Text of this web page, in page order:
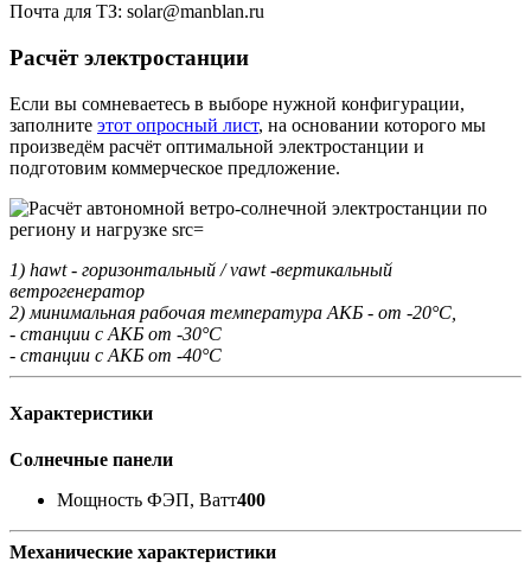
Почта для ТЗ: solar@manblan.ru
Расчёт электростанции
Если вы сомневаетесь в выборе нужной конфигурации,
заполните этот опросный лист, на основании которого мы
произведём расчёт оптимальной электростанции и
подготовим коммерческое предложение.
1) hawt - горизонтальный / vawt -вертикальный
ветрогенератор
2) минимальная рабочая температура АКБ - от -20°С,
- станции с АКБ от -30°С
- станции с АКБ от -40°С
Характеристики
Солнечные панели
Мощность ФЭП, Ватт400
Механические характеристики